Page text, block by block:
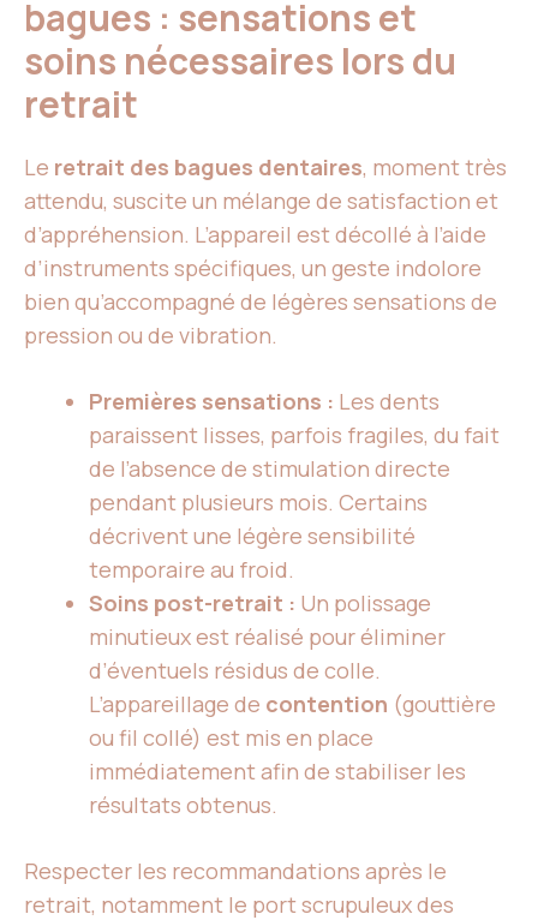
bagues : sensations et
soins nécessaires lors du
retrait
Le retrait des bagues dentaires, moment très
attendu, suscite un mélange de satisfaction et
d’appréhension. L’appareil est décollé à l’aide
d’instruments spécifiques, un geste indolore
bien qu’accompagné de légères sensations de
pression ou de vibration.
Premières sensations : Les dents
paraissent lisses, parfois fragiles, du fait
de l’absence de stimulation directe
pendant plusieurs mois. Certains
décrivent une légère sensibilité
temporaire au froid.
Soins post-retrait : Un polissage
minutieux est réalisé pour éliminer
d’éventuels résidus de colle.
L’appareillage de contention (gouttière
ou fil collé) est mis en place
immédiatement afin de stabiliser les
résultats obtenus.
Respecter les recommandations après le
retrait, notamment le port scrupuleux des